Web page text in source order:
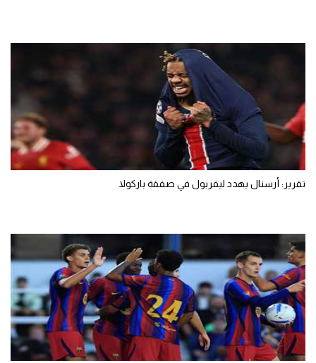
تقرير: أرسنال يهدد ليفربول في صفقة باركولا